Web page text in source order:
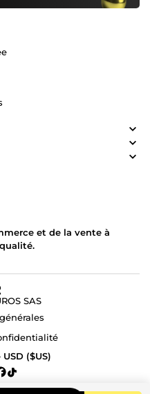
et de la vente à
SAS
USD ($US)